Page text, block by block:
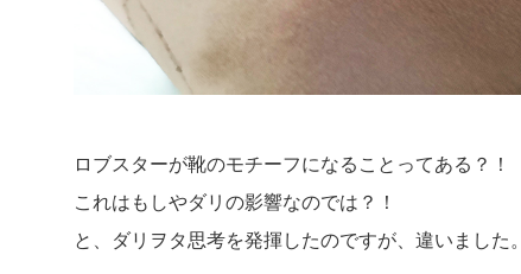
ロブスターが靴のモチーフになることってある？！
これはもしやダリの影響なのでは？！
と、ダリヲタ思考を発揮したのですが、違いました。